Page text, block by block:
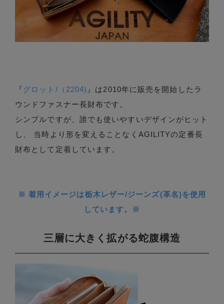
『 グロット/（2204) 』は2010年に販売を開始したラ
ウンドファスナー長財布です。
シンプルですが、誰でも使いやすいデザインがヒット
し、 当時より形を変えることなくAGILITYの定番長
財布として定着しています。
※ 着用イメージは栃木レザー/ジーンズ(革名)を使用
しています。※
三層に大きく拡がる蛇腹構造